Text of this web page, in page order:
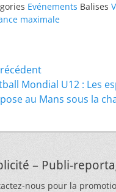
Evénements Balises
maximale
:
Mondial U12 : Les
au Mans sous la
– Publi-
nous pour la